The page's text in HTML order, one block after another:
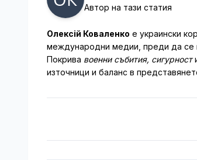
Автор на тази статия
Олексій Коваленко е украински
международни медии, преди да се
Покрива военни събития, сигурност
източници и баланс в